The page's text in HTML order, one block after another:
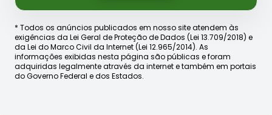
* Todos os anúncios publicados em nosso site atendem às
exigências da Lei Geral de Proteção de Dados (Lei 13.709/2018) e
da Lei do Marco Civil da Internet (Lei 12.965/2014). As
informações exibidas nesta página são públicas e foram
adquiridas legalmente através da internet e também em portais
do Governo Federal e dos Estados.